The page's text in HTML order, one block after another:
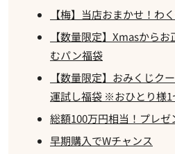
【梅】当店おまかせ！わ
【数量限定】Xmasから
むパン福袋
【数量限定】おみくじク
運試し福袋 ※おひとり様1
総額100万円相当！プレゼ
早期購入でWチャンス